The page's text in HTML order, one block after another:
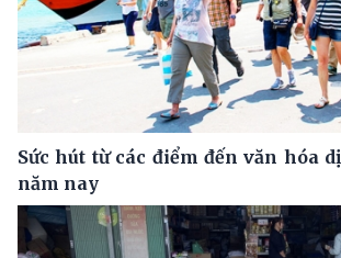
Sức hút từ các điểm đến văn hóa
năm nay